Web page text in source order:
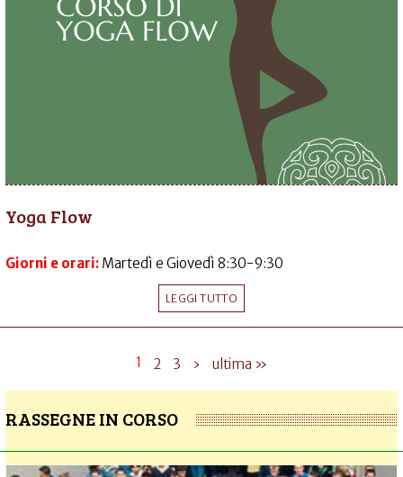
Yoga Flow
Giorni e orari: Martedì e Giovedì 8:30-9:30
LEGGI TUTTO
1 2 3 › ultima »
RASSEGNE IN CORSO